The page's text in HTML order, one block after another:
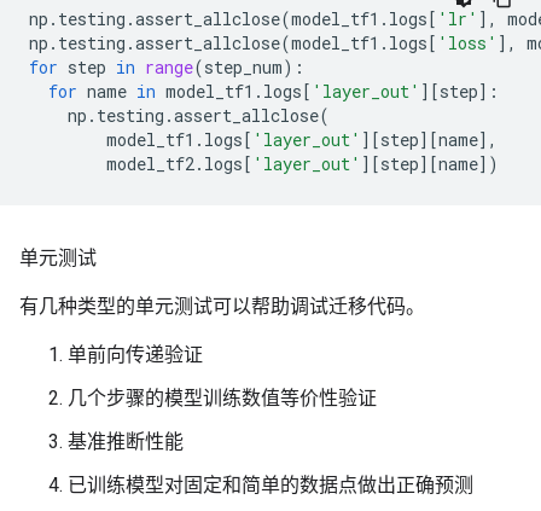
np . testing .assert_allclose(model_tf1 . logs[ 'lr' ],
np . testing .assert_allclose(model_tf1 . logs[ 'loss' ],
for step in range(step_num):
for name in model_tf1 . logs[ 'layer_out' ][step]:
np . testing .assert_allclose(
model_tf1 . logs[ 'layer_out' ][step][name],
model_tf2. logs[ 'layer_out' ][step][name])
单元测试
有几种类型的单元测试可以帮助调试迁移代码。
单前向传递验证
几个步骤的模型训练数值等价性验证
基准推断性能
已训练模型对固定和简单的数据点做出正确预测